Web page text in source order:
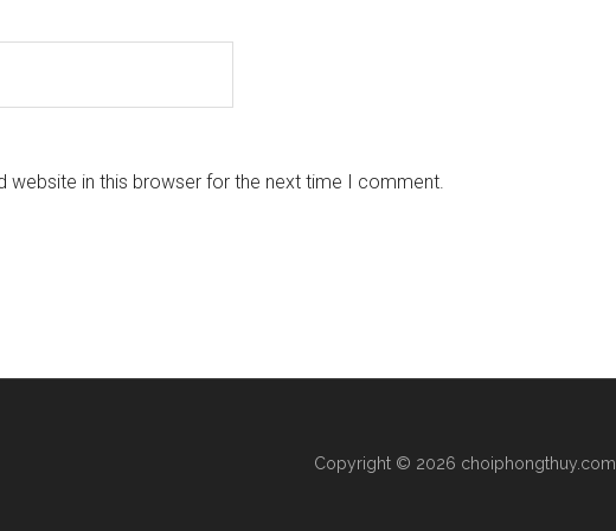
website in this browser for the next time I comment.
Copyright © 2026 choiphongthuy.com